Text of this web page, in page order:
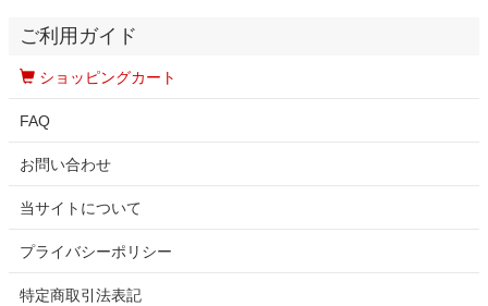
ご利用ガイド
ショッピングカート
FAQ
お問い合わせ
当サイトについて
プライバシーポリシー
特定商取引法表記